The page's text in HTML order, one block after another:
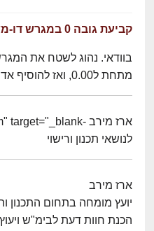
קביעת גובה 0 במגרש דו-משפחתי
מתחת ל0.00, ואז להוסיף אדמה גננית אחרי הבניה.
לנושאי תכנון ורישוי
ארז מירב
יועץ מומחה בתחום התכנון
הכנת חוות דעת לבימ"ש ויעוץ